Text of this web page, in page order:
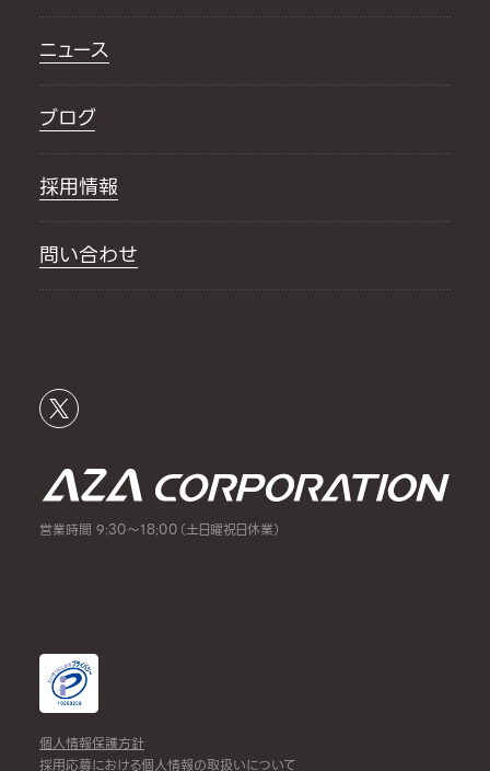
ニュース
ブログ
採用情報
問い合わせ
営業時間 9:30～18:00（土日曜祝日休業）
個人情報保護方針
採用応募における個人情報の取扱いについて